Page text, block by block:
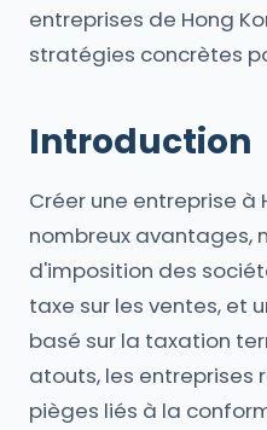
entreprises de Hong
stratégies concrètes
Introduction
Créer une entreprise à
nombreux avantages,
d'imposition des
taxe sur les ventes, et
basé sur la taxation
atouts, les entreprises
pièges liés à la